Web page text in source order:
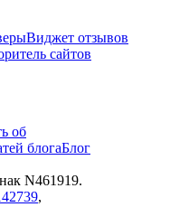
Виджет отзывов
сайтов
об
блогаБлог
N461919.
,